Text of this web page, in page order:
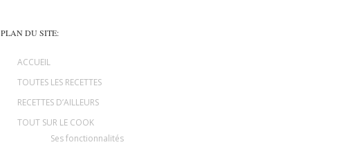
PLAN DU SITE:
ACCUEIL
TOUTES LES RECETTES
RECETTES D’AILLEURS
TOUT SUR LE COOK
Ses fonctionnalités